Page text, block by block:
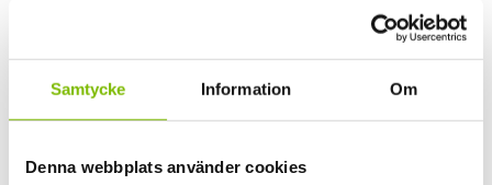
Samtycke Information Om
Denna webbplats använder cookies
4mm valfri fyllning (härdat, frostat, spegel, helskiva)
Byggbredd
minst 56mm
Vit, Svart eller Natur (Annan RAL-kulör mot tillägg)